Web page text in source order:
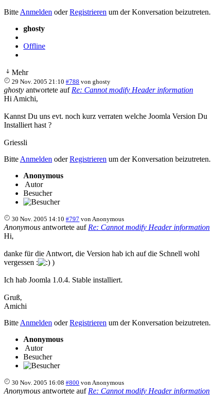
Bitte Anmelden oderRegistrieren um der Konversation beizutreten.
ghosty
Offline
Mehr
29 Nov. 2005 21:10 #788 vonghosty
ghosty antwortete auf Re: Cannot modify Header information
Hi Amichi,
Kannst Du uns evt. noch kurz verraten welche Joomla Version Du
Installiert hast ?
Griessli
Bitte Anmelden oderRegistrieren um der Konversation beizutreten.
Anonymous
Autor
Besucher
30 Nov. 2005 14:10 #797 von Anonymous
Anonymous antwortete auf Re: Cannot modify Header information
Hi,
danke für die Antwort, die Version hab ich auf die Schnell wohl
vergessen :
)
Ich hab Joomla 1.0.4. Stable installiert.
Gruß,
Amichi
Bitte Anmelden oderRegistrieren um der Konversation beizutreten.
Anonymous
Autor
Besucher
30 Nov. 2005 16:08 #800 von Anonymous
Anonymous antwortete auf Re: Cannot modify Header information